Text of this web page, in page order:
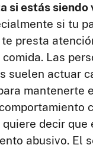
si estás siendo
si tu
presta
Las
suelen actuar
mantenerte
decir que
abusivo. El